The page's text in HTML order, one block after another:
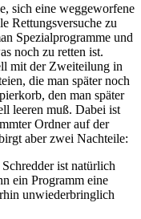
sich eine weggeworfene
Rettungsversuche zu
Spezialprogramme und
noch zu retten ist.
mit der Zweiteilung in
die man später noch
den man später
leeren muß. Dabei ist
Ordner auf der
aber zwei Nachteile:
ist natürlich
ein Programm eine
unwiederbringlich